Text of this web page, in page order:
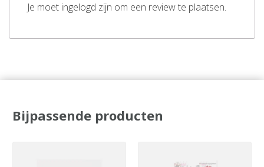
Je moet ingelogd zijn om een review te plaatsen.
Bijpassende producten